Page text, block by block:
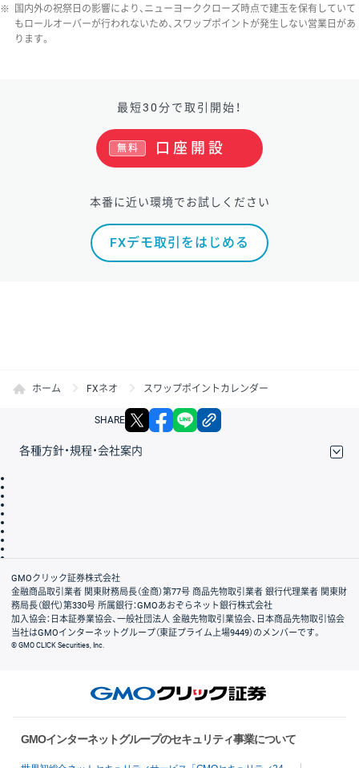
※
国内外の祝祭日の影響により、ニューヨーククローズ時点で建玉を保有していて
もロールオーバーが行われないため、スワップポイントが発生しない営業日があ
ります。
最短30分で取引開始！
口座開設
無料
本番に近い環境でお試しください
FXデモ取引をはじめる
ホーム FXネオ スワップポイントカレンダー
SHARE X facebook
各種方針・規程・会社案内
会社案内
GMOクリック証券株式会社
金融商品取引業者 関東財務局長（金商）第77号 商品先物取引業者 銀行代理業者 関東財
務局長（銀代）第330号 所属銀行：GMOあおぞらネット銀行株式会社
加入協会：日本証券業協会、一般社団法人 金融先物取引業協会、日本商品先物取引協会
当社はGMOインターネットグループ（東証プライム上場9449）のメンバーです。
© GMO CLICK Securities, Inc.
GMOインターネットグループのセキュリティ事業について